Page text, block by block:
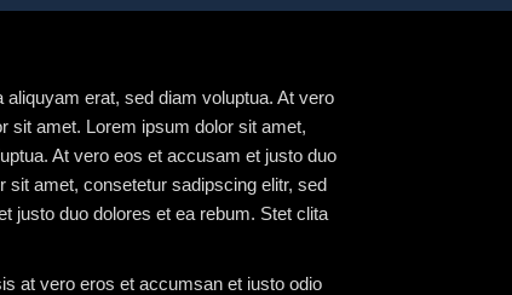
erat, sed diam voluptua. At vero
sit amet. Lorem ipsum dolor sit amet,
At vero eos et accusam et justo duo
amet, consetetur sadipscing elitr, sed
justo duo dolores et ea rebum. Stet clita
at vero eros et accumsan et iusto odio